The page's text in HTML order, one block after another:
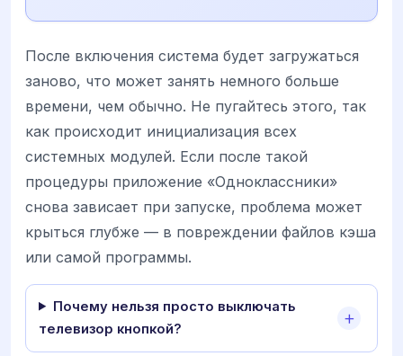
После включения система будет загружаться
заново, что может занять немного больше
времени, чем обычно. Не пугайтесь этого, так
как происходит инициализация всех
системных модулей. Если после такой
процедуры приложение «Одноклассники»
снова зависает при запуске, проблема может
крыться глубже — в повреждении файлов кэша
или самой программы.
Почему нельзя просто выключать
телевизор кнопкой?